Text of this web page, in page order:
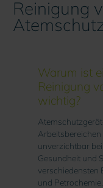
Reinigung
Warum ist
Reinigung
wichtig?
unverzichtbar
Gesundheit und
verschiedensten
und